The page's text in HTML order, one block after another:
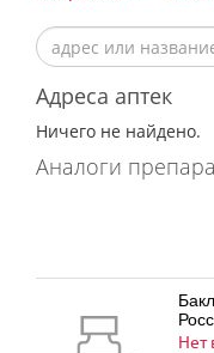
Адреса аптек
Ничего не найдено.
Аналоги
Нет